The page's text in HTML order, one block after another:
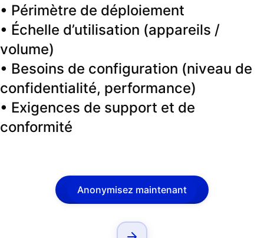
• Périmètre de déploiement
• Échelle d’utilisation (appareils /
volume)
• Besoins de configuration (niveau de
confidentialité, performance)
• Exigences de support et de
conformité
Anonymisez maintenant